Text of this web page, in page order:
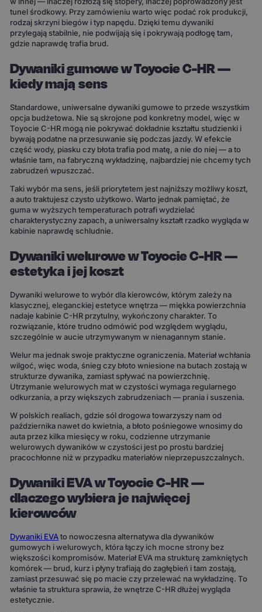
tunel środkowy. Przy zamówieniu warto więc podać rok produkcji,
rodzaj skrzyni biegów i typ napędu. Dzięki temu dywaniki
przylegają stabilnie, nie podwijają się i pokrywają podłogę tam,
gdzie naprawdę trafia brud.
Dywaniki gumowe w Toyocie C-HR —
kiedy mają sens
Standardowe, uniwersalne dywaniki gumowe to przede wszystkim
opcja budżetowa. Nie są skrojone pod konkretny model, więc w
Toyocie C-HR mogą nie pokrywać dokładnie kształtu studzienki i
bywają podatne na przesuwanie się podczas jazdy. W efekcie
część wody, piasku czy błota trafia pod matę, a nie do niej — a to
właśnie tam, na fabryczną wykładzinę, najbardziej nie chcemy tych
zabrudzeń wpuszczać.
Taki wybór ma sens, jeśli priorytetem jest najniższy możliwy koszt,
a auto traktujesz czysto użytkowo. Warto jednak pamiętać, że
guma w wyższych temperaturach potrafi wydzielać
charakterystyczny zapach, a uniwersalny kształt rzadko wygląda w
kabinie naprawdę schludnie.
Dywaniki welurowe w Toyocie C-HR —
estetyka i jej koszt
Dywaniki welurowe to wybór dla kierowców, którym zależy na
klasycznej, eleganckiej estetyce wnętrza — miękka powierzchnia
nadaje kabinie C-HR przytulny, wykończony charakter. To
rozwiązanie, które trudno odmówić pod względem wyglądu,
szczególnie w aucie utrzymywanym w nienagannym stanie.
Welur ma jednak swoje praktyczne ograniczenia. Materiał wchłania
wilgoć, więc woda, śnieg czy błoto wniesione na butach zostają w
strukturze dywanika, zamiast spływać na powierzchnię.
Utrzymanie welurowych mat w czystości wymaga regularnego
odkurzania, a przy większych zabrudzeniach — prania i suszenia.
W polskich realiach, gdzie sól drogowa towarzyszy nam od
października nawet do kwietnia, a błoto pośniegowe wnosimy do
auta przez kilka miesięcy w roku, codzienne utrzymanie
welurowych dywaników w czystości jest po prostu bardziej
pracochłonne niż w przypadku materiałów nieprzepuszczalnych.
Dywaniki EVA w Toyocie C-HR —
dlaczego wybiera je najwięcej
kierowców
Dywaniki EVAto nowoczesna alternatywa dla dywaników
gumowych i welurowych, która łączy ich mocne strony bez
większości kompromisów. Materiał EVA ma strukturę zamkniętych
komórek — brud, kurz i płyny trafiają do zagłębień i tam zostają,
zamiast przesuwać się po macie czy przelewać na wykładzinę. To
właśnie ta struktura sprawia, że wnętrze C-HR dłużej wygląda
estetycznie.